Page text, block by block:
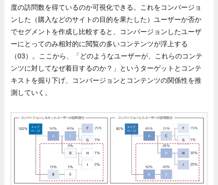
度の訪問数を得ているのか可視化できる。これをコンバージョ
ンした（購入などのサイトの目的を果たした）ユーザーか否か
でセグメントを作成し比較すると、コンバージョンしたユーザ
ーにとってのみ相対的に閲覧の多いコンテンツが浮上する
（03）。ここから、「どのようなユーザーが、これらのコンテ
ンツに対してなぜ着目するのか？」というターゲットとコンテ
キストを掘り下げ、コンバージョンとコンテンツの関係性を推
測していく。